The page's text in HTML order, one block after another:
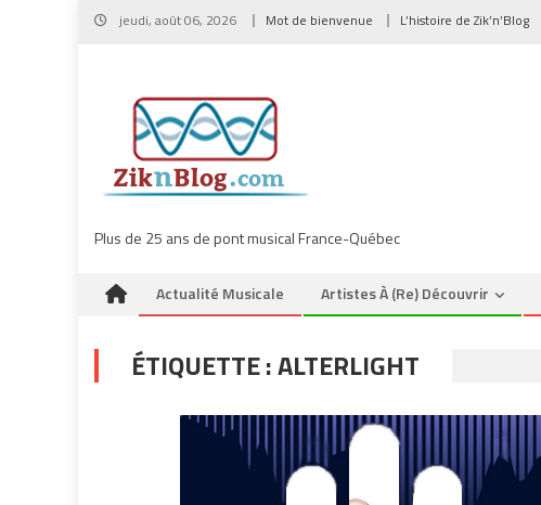
Skip
jeudi, août 06, 2026 Mot de bienvenue L’histoire de Zik’n’Blog
Plus de 25 ans de pont musical France-Québec
Actualité Musicale Artistes À (re) Découvrir
ÉTIQUETTE :ALTERLIGHT